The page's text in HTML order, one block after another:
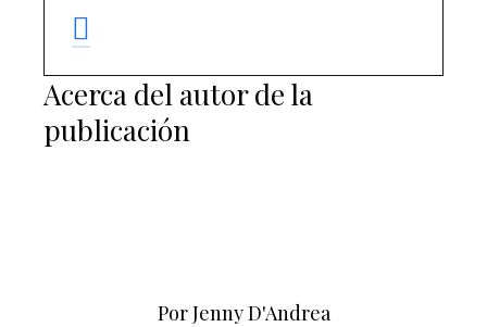
Acerca del autor de la
publicación
Por Jenny D'Andrea